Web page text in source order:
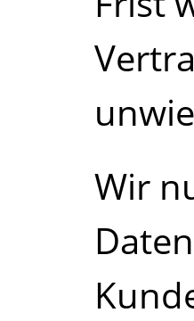
Wir